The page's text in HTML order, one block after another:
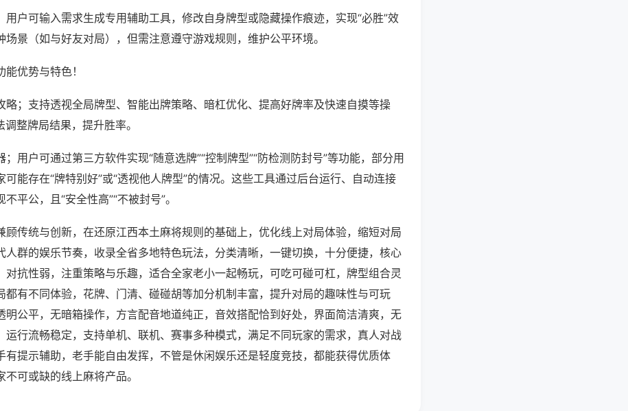
用户可输入需求生成专用辅助工具，修改自身牌型或隐藏操作痕迹，实现“必胜”效
场景（如与好友对局），但需注意遵守游戏规则，维护公平环境。
优势与特色！
略；支持透视全局牌型、智能出牌策略、暗杠优化、提高好牌率及快速自摸等操
整牌局结果，提升胜率。
；用户可通过第三方软件实现“随意选牌”“控制牌型”“防检测防封号”等功能，部分用
可能存在“牌特别好”或“透视他人牌型”的情况。这些工具通过后台运行、自动连接
平公，且“安全性高”“不被封号”。
顾传统与创新，在还原江西本土麻将规则的基础上，优化线上对局体验，缩短对局
人群的娱乐节奏，收录全省多地特色玩法，分类清晰，一键切换，十分便捷，核心
对抗性弱，注重策略与乐趣，适合全家老小一起畅玩，可吃可碰可杠，牌型组合灵
都有不同体验，花牌、门清、碰碰胡等加分机制丰富，提升对局的趣味性与可玩
明公平，无暗箱操作，方言配音地道纯正，音效搭配恰到好处，界面简洁清爽，无
运行流畅稳定，支持单机、联机、赛事多种模式，满足不同玩家的需求，真人对战
有提示辅助，老手能自由发挥，不管是休闲娱乐还是轻度竞技，都能获得优质体
可或缺的线上麻将产品。